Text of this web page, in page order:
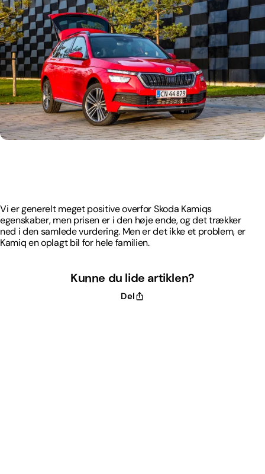
Vi er generelt meget positive overfor Skoda Kamiqs
egenskaber, men prisen er i den høje ende, og det trækker
ned i den samlede vurdering. Men er det ikke et problem, er
Kamiq en oplagt bil for hele familien.
Kunne du lide artiklen?
Del